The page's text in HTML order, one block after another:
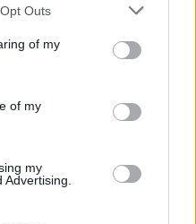
Outs
of my
of my
my